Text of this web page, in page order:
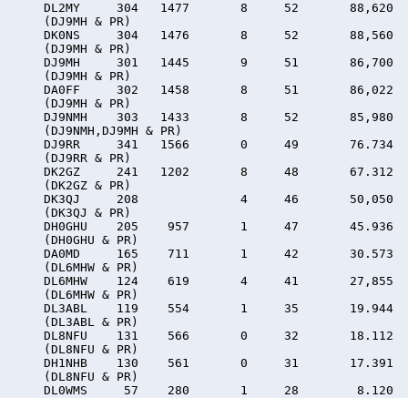
     DL2MY     304   1477       8     52       88,620
     (DJ9MH & PR)
     DK0NS     304   1476       8     52       88,560
     (DJ9MH & PR)
     DJ9MH     301   1445       9     51       86,700
     (DJ9MH & PR)
     DA0FF     302   1458       8     51       86,022
     (DJ9MH & PR)
     DJ9NMH    303   1433       8     52       85,980
     (DJ9NMH,DJ9MH & PR)
     DJ9RR     341   1566       0     49       76.734
     (DJ9RR & PR)
     DK2GZ     241   1202       8     48       67.312
     (DK2GZ & PR)
     DK3QJ     208              4     46       50,050
     (DK3QJ & PR)
     DH0GHU    205    957       1     47       45.936
     (DH0GHU & PR)
     DA0MD     165    711       1     42       30.573
     (DL6MHW & PR)
     DL6MHW    124    619       4     41       27,855
     (DL6MHW & PR)
     DL3ABL    119    554       1     35       19.944
     (DL3ABL & PR)
     DL8NFU    131    566       0     32       18.112
     (DL8NFU & PR)
     DH1NHB    130    561       0     31       17.391
     (DL8NFU & PR)
     DL0WMS     57    280       1     28        8.120